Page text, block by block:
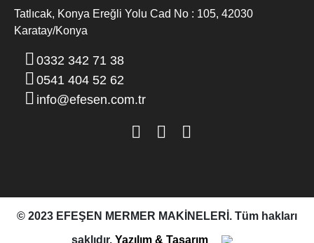
MERMER DIK EBATLAMA MAKINESI
Tatlıcak, Konya Ereğli Yolu Cad No : 105, 42030
Karatay/Konya
0332 342 71 38
0541 404 52 62
info@efesen.com.tr
© 2023 EFEŞEN MERMER MAKİNELERİ. Tüm hakları
saklıdır. Yazılım & Tasarım